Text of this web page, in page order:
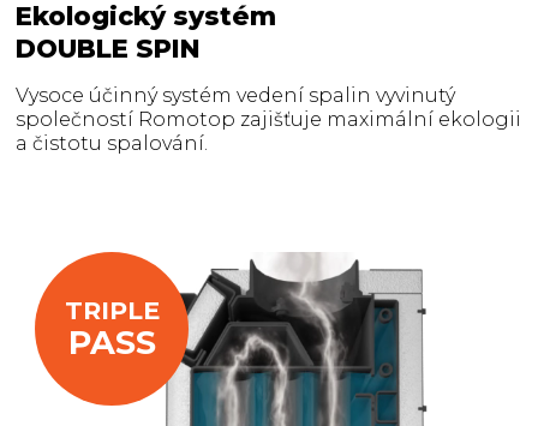
Ekologický systém
DOUBLE SPIN
Vysoce účinný systém vedení spalin vyvinutý
společností Romotop zajišťuje maximální ekologii
a čistotu spalování.
TRIPLE
PASS